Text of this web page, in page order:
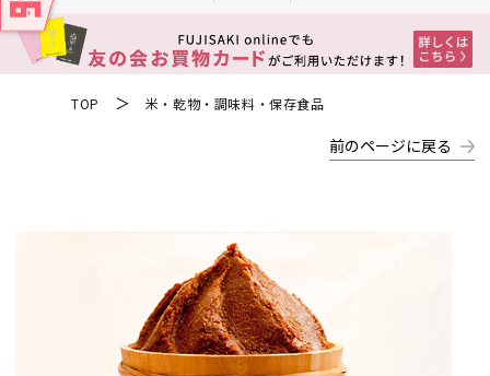
TOP ＞ 米・乾物・調味料・保存食品
前のページに戻る